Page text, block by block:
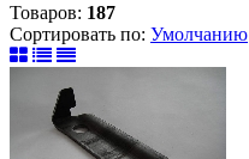
Товаров: 187
Сортировать по: Умолчанию